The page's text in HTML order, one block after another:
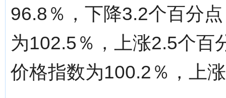
96.8％，下降3.2个百分
为102.5％，上涨2.5个百
价格指数为100.2％，上